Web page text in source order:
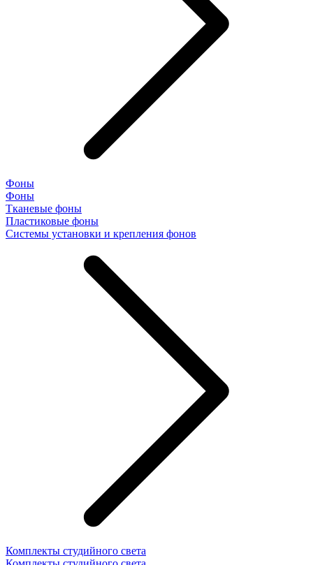
Фоны
Фоны
Тканевые фоны
Пластиковые фоны
Системы установки и крепления фонов
Комплекты студийного света